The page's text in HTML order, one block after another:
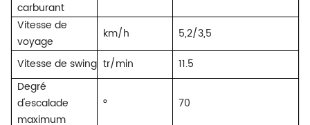
carburant
Vitesse de
voyage
km/h
5,2/3,5
Vitesse de swing tr/min
11.5
Degré
d'escalade
maximum
° 70